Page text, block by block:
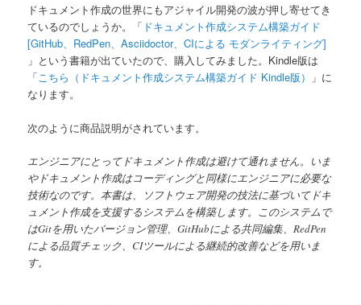
ドキュメント作成の世界にもアジャイル開発の波が押し寄せてき
ているのでしょうか。「 ドキュメント作成システム構築ガイド
[GitHub、RedPen、Asciidoctor、CIによる モダンライティング]
」という書籍が出ていたので、購入してみました。Kindle版は
「こちら（ドキュメント作成システム構築ガイド Kindle版）
」に
なります。
次のように商品説明がされています。
エンジニアにとってドキュメント作成は避けて通れません。いま
やドキュメント作成はコーディングと同様にエンジニアに必要な
技術なのです。本書は、ソフトウェア開発の技法に基づいてドキ
ュメント作成を支援するシステムを構築します。このシステムで
はGitを用いたバージョン管理、GitHubによる共同編集、RedPen
による品質チェック、CIツールによる継続的改善などを用いま
す。